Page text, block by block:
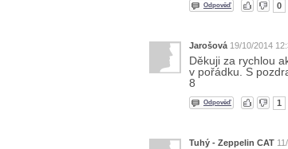
Odpověď 0
Jarošová 19/10/2014
Děkuji za rychlou
v pořádku. S
8
Odpověď 1
Tuhý - Zeppelin CAT